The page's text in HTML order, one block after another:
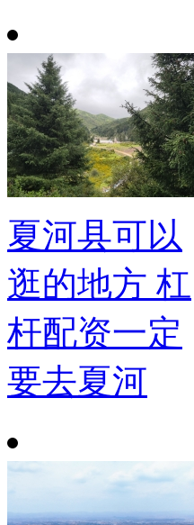
夏河县可以
逛的地方 杠
杆配资一定
要去夏河